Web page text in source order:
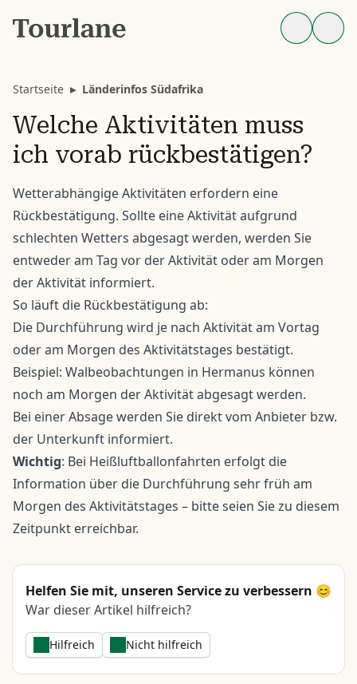
Startseite ▸ Länderinfos Südafrika
Welche Aktivitäten muss
ich vorab rückbestätigen?
Wetterabhängige Aktivitäten erfordern eine
Rückbestätigung. Sollte eine Aktivität aufgrund
schlechten Wetters abgesagt werden, werden Sie
entweder am Tag vor der Aktivität oder am Morgen
der Aktivität informiert.
So läuft die Rückbestätigung ab:
Die Durchführung wird je nach Aktivität am Vortag
oder am Morgen des Aktivitätstages bestätigt.
Beispiel: Walbeobachtungen in Hermanus können
noch am Morgen der Aktivität abgesagt werden.
Bei einer Absage werden Sie direkt vom Anbieter bzw.
der Unterkunft informiert.
Wichtig: Bei Heißluftballonfahrten erfolgt die
Information über die Durchführung sehr früh am
Morgen des Aktivitätstages – bitte seien Sie zu diesem
Zeitpunkt erreichbar.
Helfen Sie mit, unseren Service zu verbessern 😊
War dieser Artikel hilfreich?
Hilfreich Nicht hilfreich